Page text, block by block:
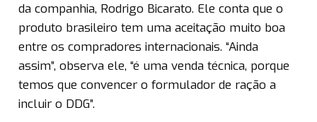
da companhia, Rodrigo Bicarato. Ele conta que o
produto brasileiro tem uma aceitação muito boa
entre os compradores internacionais. “Ainda
assim”, observa ele, “é uma venda técnica, porque
temos que convencer o formulador de ração a
incluir o DDG”.